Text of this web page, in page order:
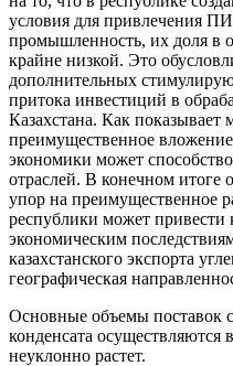
условия для привлечения
промышленность, их доля в
крайне низкой. Это
дополнительных
притока инвестиций в
Казахстана. Как показывает
преимущественное
экономики может
отраслей. В конечном
упор на преимущественное
республики может
экономическим
казахстанского экспорта
географическая
Основные объемы поставок
конденсата
неуклонно растет.